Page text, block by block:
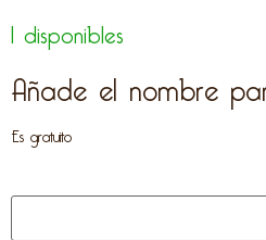
1 disponibles
Añade el nombre
Es gratuito